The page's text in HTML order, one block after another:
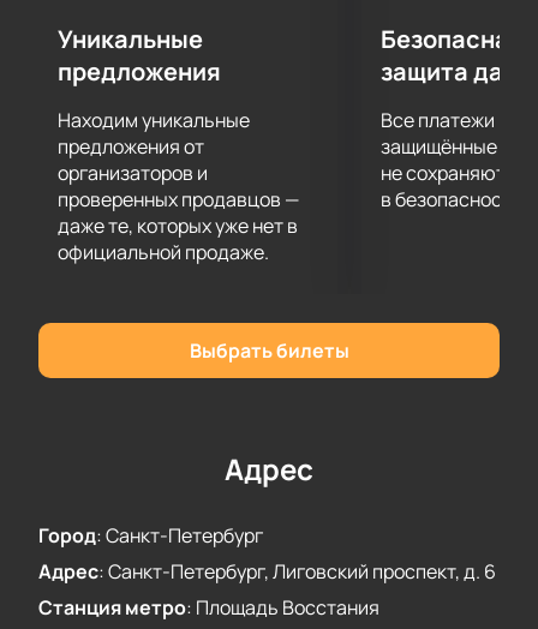
Уникальные
предложения
Находим уникальные
предложения от
организаторов и
проверенных продавцов —
даже те, которых уже нет в
официальной продаже.
Безопасная
защита
Все платежи
защищённые
не сохраняются
в безопасности.
Выбрать билеты
Адрес
Город:Санкт-Петербург
Адрес:Санкт-Петербург, Лиговский проспект, д. 6
Станция метро: Площадь Восстания